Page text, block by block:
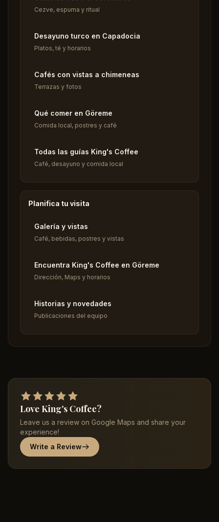
Cezve, espuma y ritual
Desayuno turco en Capadocia
Platos, té y horarios
Cafés con vistas a chimeneas
Terrazas y fotos
Qué comer en Göreme
Comida local, postres y café
Todas las guías King's Coffee
Café, desayuno y comida local
Planifica tu visita
Galería y vistas
Café, bebidas, postres y vistas
Encuentra King's Coffee en Göreme
Dirección, Maps y horarios
Historias y novedades
Publicaciones del equipo
Love King's Coffee?
Leave us a review on Google Maps and share your
experience!
Write a Review